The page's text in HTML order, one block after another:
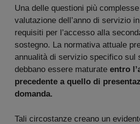
Una delle questioni più
valutazione dell’anno di servizio
requisiti per l’accesso alla
sostegno. La normativa attuale
annualità di servizio specifico sul
debbano essere maturate entro
precedente a quello di
domanda.
Tali circostanze creano un